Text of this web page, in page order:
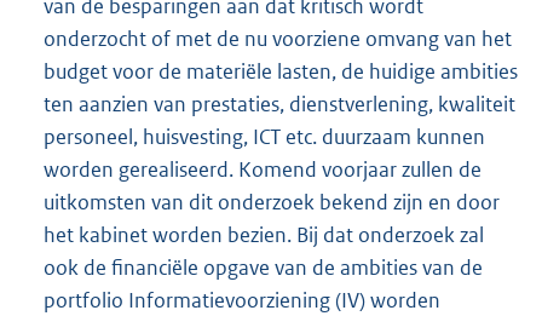
van de besparingen aan dat kritisch wordt
onderzocht of met de nu voorziene omvang van het
budget voor de materiële lasten, de huidige ambities
ten aanzien van prestaties, dienstverlening, kwaliteit
personeel, huisvesting, ICT etc. duurzaam kunnen
worden gerealiseerd. Komend voorjaar zullen de
uitkomsten van dit onderzoek bekend zijn en door
het kabinet worden bezien. Bij dat onderzoek zal
ook de financiële opgave van de ambities van de
portfolio Informatievoorziening (IV) worden